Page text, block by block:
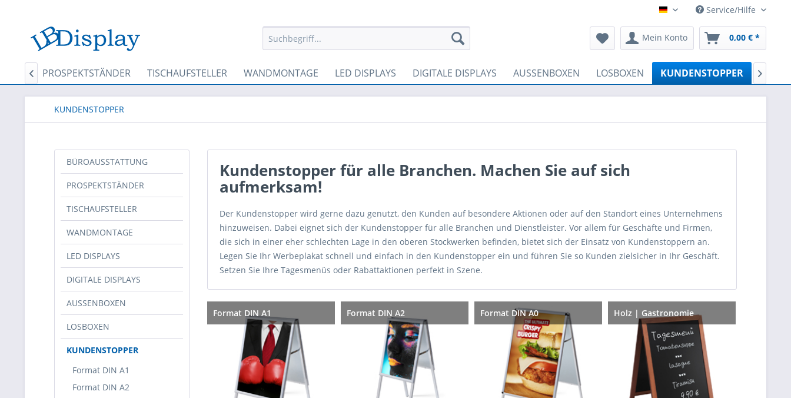
Deutsch Service/Hilfe
Mein Konto 0,00 € *
PROSPEKTSTÄNDER TISCHAUFSTELLER WANDMONTAGE LED DISPLAYS DIGITALE DISPLAYS AUSSENBOXEN LOSBOXEN KUNDENSTOPPER
 
KUNDENSTOPPER
BÜROAUSSTATTUNG
PROSPEKTSTÄNDER
TISCHAUFSTELLER
WANDMONTAGE
LED DISPLAYS
DIGITALE DISPLAYS
AUSSENBOXEN
LOSBOXEN
KUNDENSTOPPER
Format DIN A1
Format DIN A2
Kundenstopper für alle Branchen. Machen Sie auf sich
aufmerksam!
Der Kundenstopper wird gerne dazu genutzt, den Kunden auf besondere Aktionen oder auf den Standort eines Unternehmens
hinzuweisen. Dabei eignet sich der Kundenstopper für alle Branchen und Dienstleister. Vor allem für Geschäfte und Firmen,
die sich in einer eher schlechten Lage in den oberen Stockwerken befinden, bietet sich der Einsatz von Kundenstoppern an.
Legen Sie Ihr Werbeplakat schnell und einfach in den Kundenstopper ein und führen Sie so Kunden zielsicher in Ihr Geschäft.
Setzen Sie Ihre Tagesmenüs oder Rabattaktionen perfekt in Szene.
Format DIN A1 Format DIN A2 Format DIN A0 Holz | Gastronomie